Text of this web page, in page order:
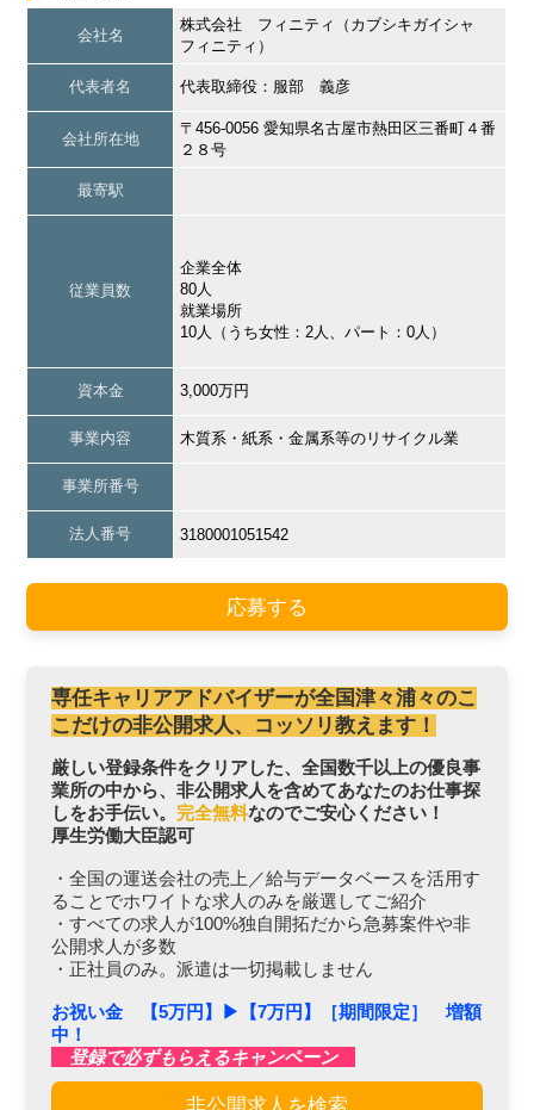
会社名
株式会社 フィニティ（カブシキガイシャ
フィニティ）
代表者名 代表取締役：服部 義彦
会社所在地
〒456-0056 愛知県名古屋市熱田区三番町４番
２８号
最寄駅
従業員数
企業全体
80人
就業場所
10人（うち女性：2人、パート：0人）
資本金 3,000万円
事業内容 木質系・紙系・金属系等のリサイクル業
事業所番号
法人番号 3180001051542
応募する
専任キャリアアドバイザーが全国津々浦々のこ
こだけの非公開求人、コッソリ教えます！
厳しい登録条件をクリアした、全国数千以上の優良事
業所の中から、非公開求人を含めてあなたのお仕事探
しをお手伝い。 完全無料なのでご安心ください！
厚生労働大臣認可
・全国の運送会社の売上／給与データベースを活用す
ることでホワイトな求人のみを厳選してご紹介
・すべての求人が100%独自開拓だから急募案件や非
公開求人が多数
・正社員のみ。派遣は一切掲載しません
お祝い金 【5万円】▶︎【7万円】［期間限定］ 増額
中！
登録で必ずもらえるキャンペーン
非公開求人を検索